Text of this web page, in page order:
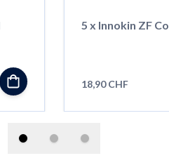
5 x Innokin ZF
18,90 CHF